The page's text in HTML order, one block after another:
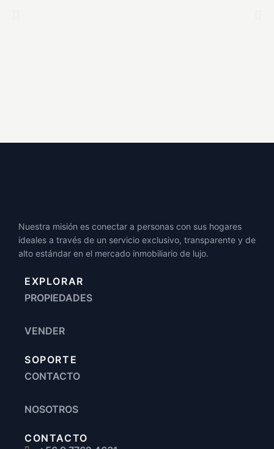
Nuestra misión es conectar a personas con sus hogares
ideales a través de un servicio exclusivo, transparente y de
alto estándar en el mercado inmobiliario de lujo.
EXPLORAR
PROPIEDADES
VENDER
SOPORTE
CONTACTO
NOSOTROS
CONTACTO